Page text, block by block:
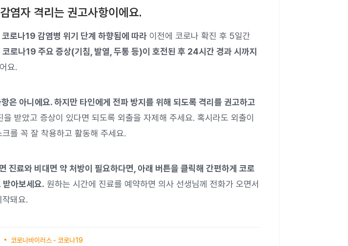
염자 격리는 권고사항이에요.
로나19 감염병 위기 단계 하향됨에 따라 이전에 코로나 확진 후 5일간
코로나19 주요 증상(기침, 발열, 두통 등)이 호전된 후 24시간 경과 시까지
요.
은 아니에요. 하지만 타인에게 전파 방지를 위해 되도록 격리를 권고하고
을 받았고 증상이 있다면 되도록 외출을 자제해 주세요. 혹시라도 외출이
를 꼭 잘 착용하고 활동해 주세요.
진료와 비대면 약 처방이 필요하다면, 아래 버튼을 클릭해 간편하게 코로
받아보세요. 원하는 시간에 진료를 예약하면 의사 선생님께 전화가 오면서
돼요.
코로나바이러스 - 코로나19